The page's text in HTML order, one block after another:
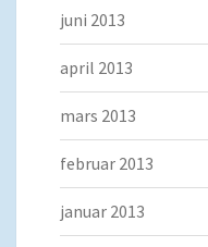
juni 2013
april 2013
mars 2013
februar 2013
januar 2013